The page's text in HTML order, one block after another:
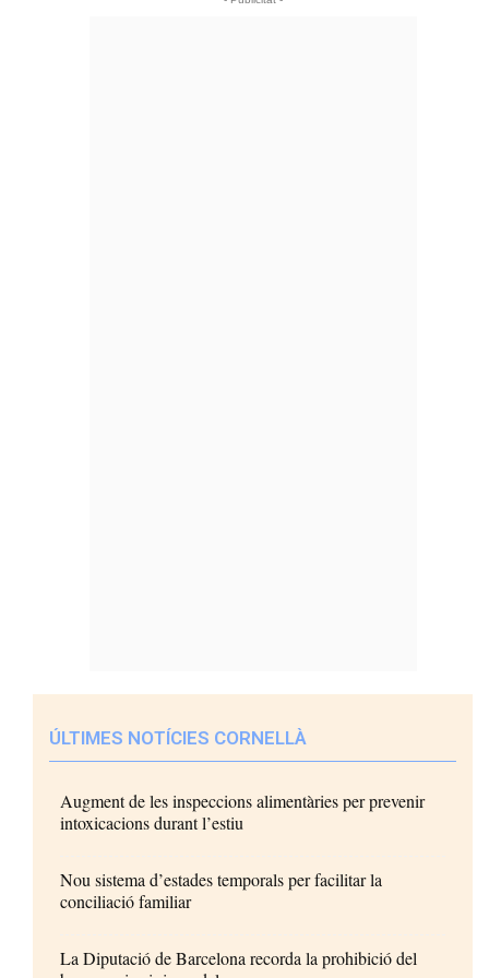
ÚLTIMES NOTÍCIES CORNELLÀ
Augment de les inspeccions alimentàries per prevenir
intoxicacions durant l’estiu
Nou sistema d’estades temporals per facilitar la
conciliació familiar
La Diputació de Barcelona recorda la prohibició del